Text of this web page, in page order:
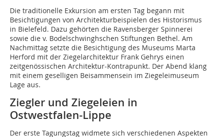
Die traditionelle Exkursion am ersten Tag begann mit
Besichtigungen von Architekturbeispielen des Historismus
in Bielefeld. Dazu gehörten die Ravensberger Spinnerei
sowie die v. Bodelschwinghschen Stiftungen Bethel. Am
Nachmittag setzte die Besichtigung des Museums Marta
Herford mit der Ziegelarchitektur Frank Gehrys einen
zeitgenössischen Architektur-Kontrapunkt. Der Abend klang
mit einem geselligen Beisammensein im Ziegeleimuseum
Lage aus.
Ziegler und Ziegeleien in
Ostwestfalen-Lippe
Der erste Tagungstag widmete sich verschiedenen Aspekten